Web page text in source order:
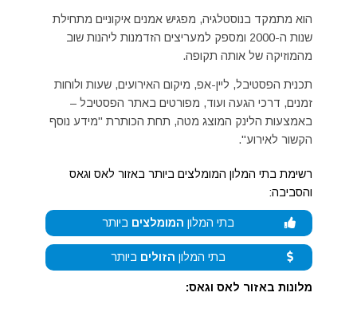
הוא מתמקד בנוסטלגיה, מפגיש אמנים איקוניים מתחילת
שנות ה-2000 ומספק למעריצים הזדמנות ליהנות שוב
מהמוזיקה של אותה תקופה.
תכנית הפסטיבל, ליין-אפ, מיקום האירועים, שעות ולוחות
זמנים, דרכי הגעה ועוד, מפורטים באתר הפסטיבל –
באמצעות הלינק המוצג מטה, תחת הכותרת "מידע נוסף
הקשור לאירוע".
רשימת בתי המלון המומלצים ביותר באזור לאס וגאס
והסביבה:
בתי המלון המומלצים ביותר
בתי המלון הזולים ביותר
מלונות באזור לאס וגאס: